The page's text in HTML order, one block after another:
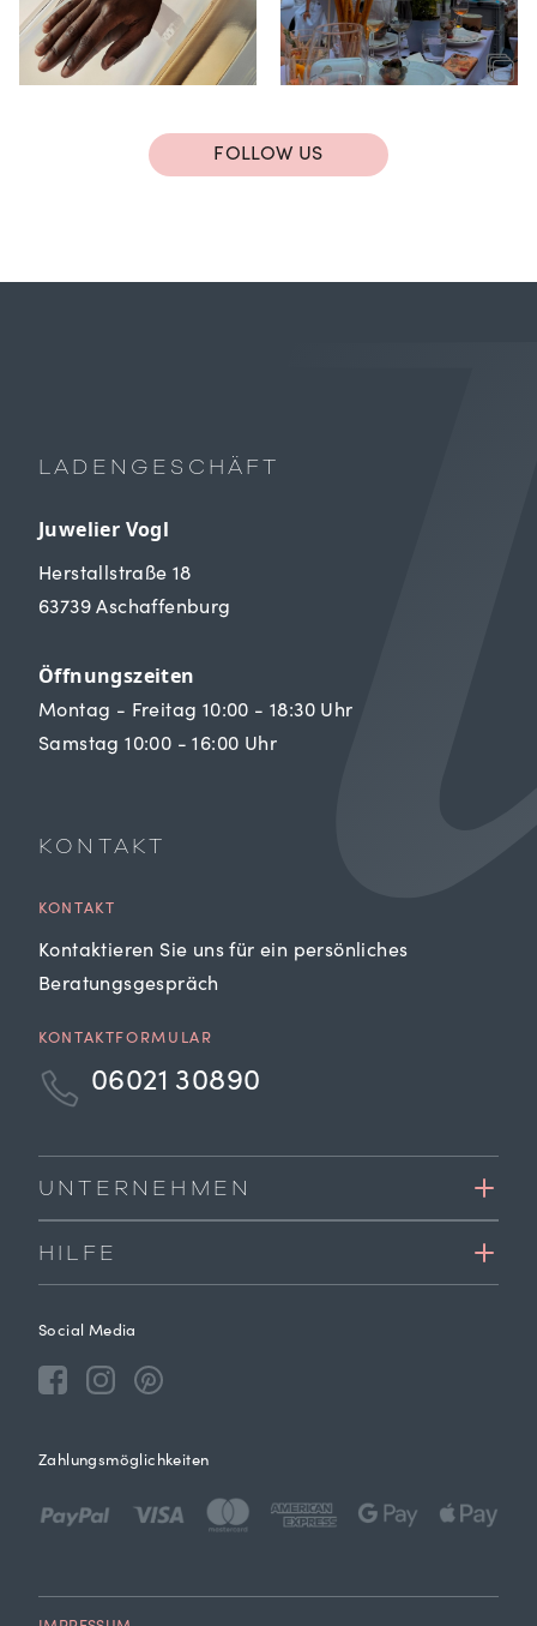
FOLLOW US
LADENGESCHÄFT
Juwelier Vogl
Herstallstraße 18
63739 Aschaffenburg
Öffnungszeiten
Montag - Freitag 10:00 - 18:30 Uhr
Samstag 10:00 - 16:00 Uhr
KONTAKT
KONTAKT
Kontaktieren Sie uns für ein persönliches
Beratungsgespräch
KONTAKTFORMULAR
06021 30890
UNTERNEHMEN
HILFE
Social Media
Zahlungsmöglichkeiten